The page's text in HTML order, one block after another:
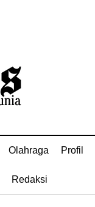
Olahraga Profil
Redaksi